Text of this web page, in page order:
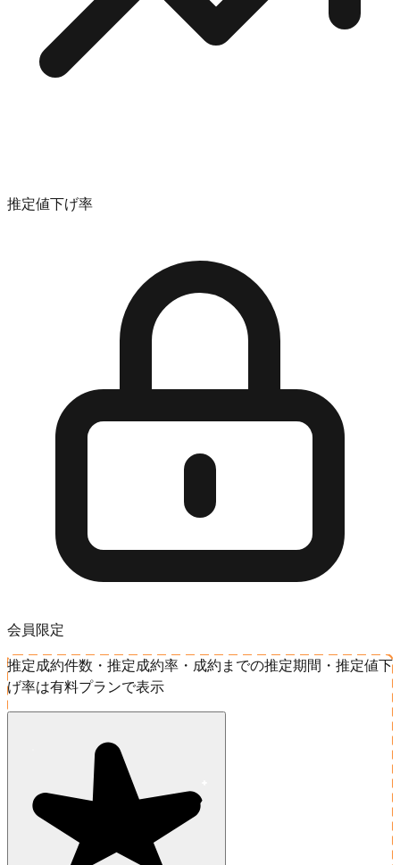
推定値下げ率
会員限定
推定成約件数・推定成約率・成約までの推定期間・推定値下
げ率は有料プランで表示